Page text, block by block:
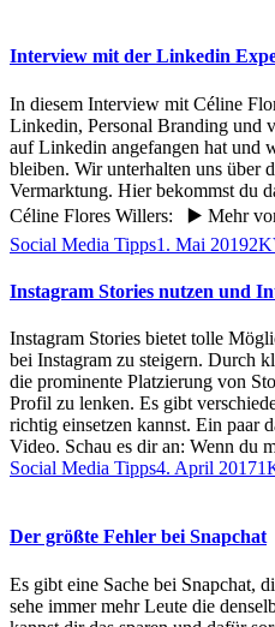
Interview mit der Linkedin
In diesem Interview mit Céline
Linkedin, Personal Branding und
auf Linkedin angefangen hat und
bleiben. Wir unterhalten uns über
Vermarktung. Hier bekommst du
Céline Flores Willers: ▶️ Mehr
Social Media Tipps1. Mai 20192K
Instagram Stories nutzen und
Instagram Stories bietet tolle
bei Instagram zu steigern. Durch
die prominente Platzierung von
Profil zu lenken. Es gibt
richtig einsetzen kannst. Ein paar
Video. Schau es dir an: Wenn du
Social Media Tipps4. April 2017
Der größte Fehler bei Snapchat
Es gibt eine Sache bei Snapchat,
sehe immer mehr Leute die